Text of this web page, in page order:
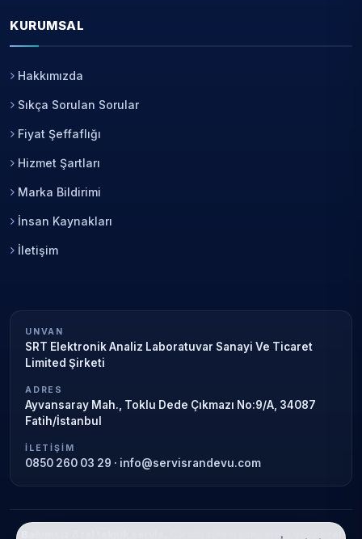
KURUMSAL
Hakkımızda
Sıkça Sorulan Sorular
Fiyat Şeffaflığı
Hizmet Şartları
Marka Bildirimi
İnsan Kaynakları
İletişim
UNVAN
SRT Elektronik Analiz Laboratuvar Sanayi Ve Ticaret
Limited Şirketi
ADRES
Ayvansaray Mah., Toklu Dede Çıkmazı No:9/A, 34087
Fatih/İstanbul
İLETIŞIM
0850 260 03 29 · info@servisrandevu.com
Garanti süresi sona ermiş veya özel